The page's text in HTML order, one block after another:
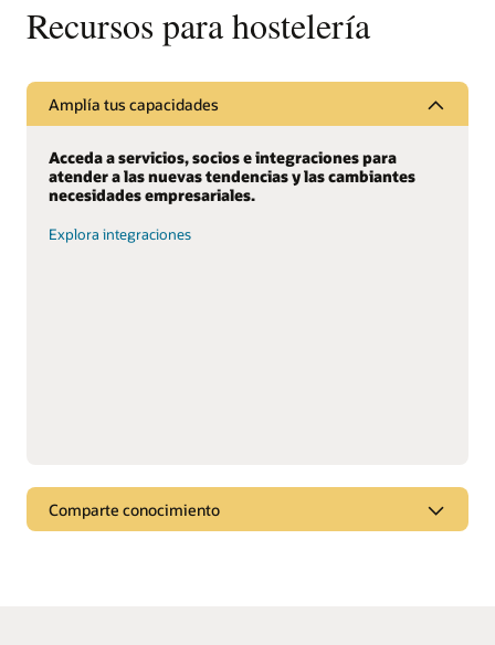
Recursos para hostelería
Amplía tus capacidades
Acceda a servicios, socios e integraciones para
atender a las nuevas tendencias y las cambiantes
necesidades empresariales.
Explora integraciones
Comparte conocimiento